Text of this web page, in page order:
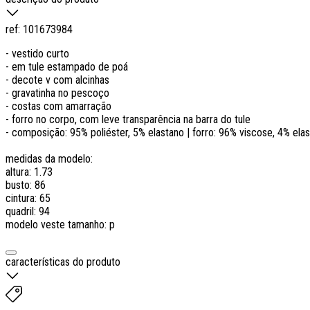
ref: 101673984
- vestido curto
- em tule estampado de poá
- decote v com alcinhas
- gravatinha no pescoço
- costas com amarração
- forro no corpo, com leve transparência na barra do tule
- composição: 95% poliéster, 5% elastano | forro: 96% viscose, 4%
medidas da modelo:
altura: 1.73
busto: 86
cintura: 65
quadril: 94
modelo veste tamanho: p
características do produto